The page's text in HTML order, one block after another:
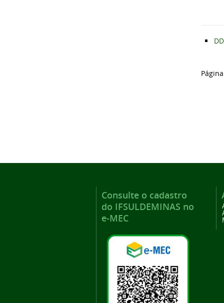
Consulte o cadastro
do IFSULDEMINAS no
e-MEC